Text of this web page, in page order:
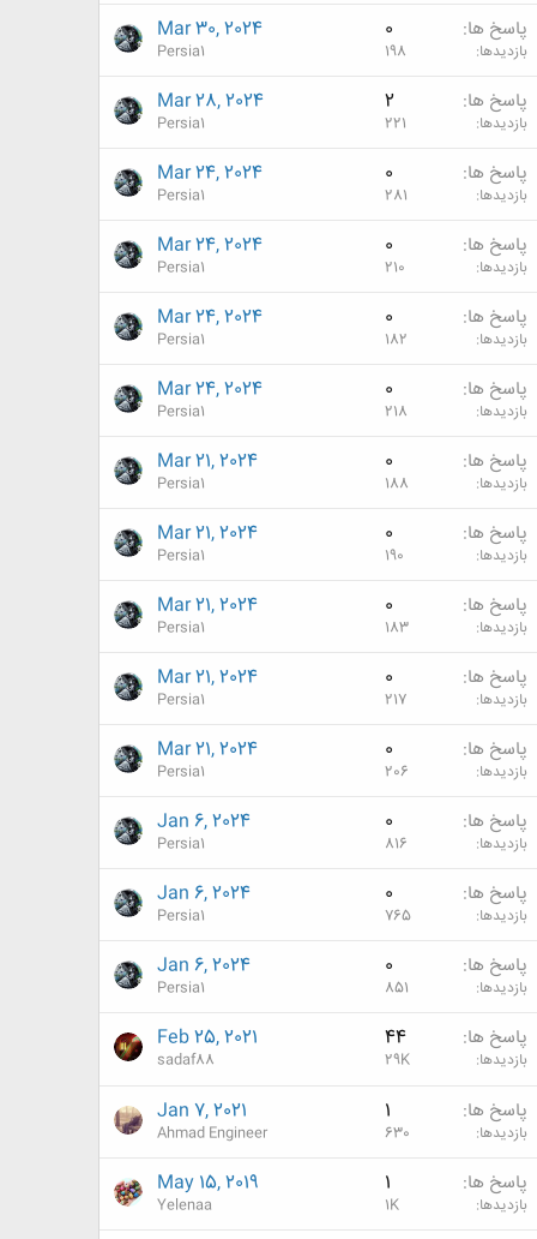
پاسخ ها 0
بازدیدها 198
Mar 30, 2024
Persia1
پاسخ ها 2
بازدیدها 221
Mar 28, 2024
Persia1
پاسخ ها 0
بازدیدها 281
Mar 24, 2024
Persia1
پاسخ ها 0
بازدیدها 210
Mar 24, 2024
Persia1
پاسخ ها 0
بازدیدها 182
Mar 24, 2024
Persia1
پاسخ ها 0
بازدیدها 218
Mar 24, 2024
Persia1
پاسخ ها 0
بازدیدها 188
Mar 21, 2024
Persia1
پاسخ ها 0
بازدیدها 190
Mar 21, 2024
Persia1
پاسخ ها 0
بازدیدها 183
Mar 21, 2024
Persia1
پاسخ ها 0
بازدیدها 217
Mar 21, 2024
Persia1
پاسخ ها 0
بازدیدها 206
Mar 21, 2024
Persia1
پاسخ ها 0
بازدیدها 816
Jan 6, 2024
Persia1
پاسخ ها 0
بازدیدها 765
Jan 6, 2024
Persia1
پاسخ ها 0
بازدیدها 851
Jan 6, 2024
Persia1
پاسخ ها 44
بازدیدها 29K
Feb 25, 2021
sadaf88
پاسخ ها 1
بازدیدها 630
Jan 7, 2021
Ahmad Engineer
پاسخ ها 1
بازدیدها 1K
May 15, 2019
Yelenaa